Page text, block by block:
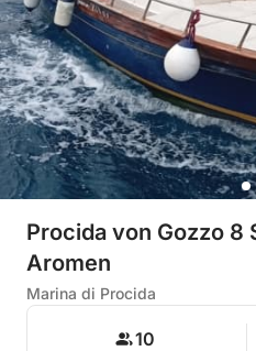
Procida von Gozzo 8
Aromen
Marina di Procida
10